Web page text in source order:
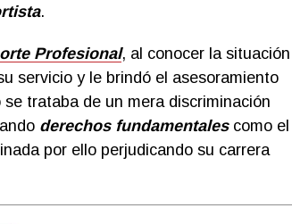
.
Profesional, al conocer la
servicio y le brindó el asesoramiento
trataba de un mera discriminación
derechos fundamentalescomo el
por ello perjudicando su carrera